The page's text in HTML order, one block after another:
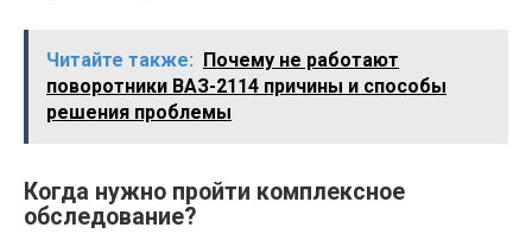
Читайте также:
Почему не работают
поворотники ВАЗ-2114 причины и способы
решения проблемы
Когда нужно пройти комплексное
обследование?